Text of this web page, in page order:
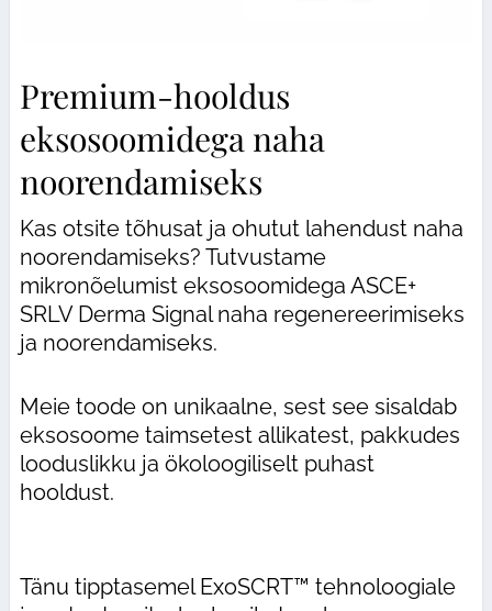
Premium-hooldus
eksosoomidega naha
noorendamiseks
Kas otsite tõhusat ja ohutut lahendust naha
noorendamiseks? Tutvustame
mikronõelumist eksosoomidega ASCE+
SRLV Derma Signal naha regenereerimiseks
ja noorendamiseks.
Meie toode on unikaalne, sest see sisaldab
eksosoome taimsetest allikatest, pakkudes
looduslikku ja ökoloogiliselt puhast
hooldust.
Tänu tipptasemel ExoSCRT™ tehnoloogiale